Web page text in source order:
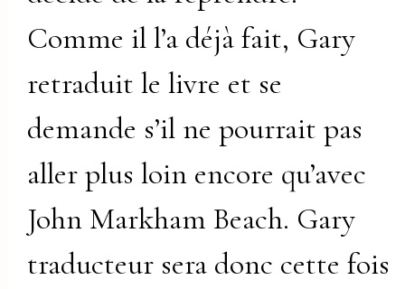
Comme il l’a déjà fait, Gary
retraduit le livre et se
demande s’il ne pourrait pas
aller plus loin encore qu’avec
John Markham Beach. Gary
traducteur sera donc cette fois